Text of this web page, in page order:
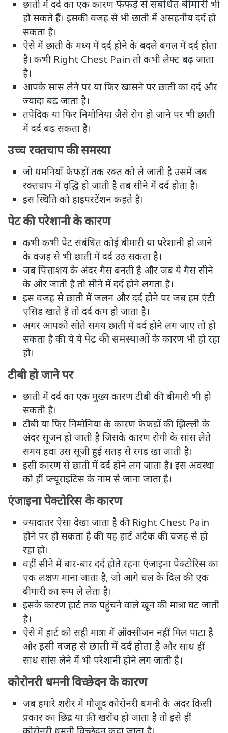
छाती में दर्द का एक कारण फेफड़े से संबंधित बीमारी भी
हो सकते हैं। इसकी वजह से भी छाती में असहनीय दर्द हो
सकता है।
ऐसे में छाती के मध्य में दर्द होने के बदले बगल में दर्द होता
है। कभी Right Chest Pain तो कभी लेफ्ट बढ़ जाता
है।
आपके सांस लेने पर या फिर खांसने पर छाती का दर्द और
ज्यादा बढ़ जाता है।
तपेदिक या फिर निमोनिया जैसे रोग हो जाने पर भी छाती
में दर्द बढ़ सकता है।
उच्च रक्तचाप की समस्या
जो धमनियाँ फेफड़ों तक रक्त को ले जाती है उसमें जब
रक्तचाप में वृद्धि हो जाती है तब सीने में दर्द होता है।
इस स्थिति को हाइपरटेंशन कहते है।
पेट की परेशानी के कारण
कभी कभी पेट संबंधित कोई बीमारी या परेशानी हो जाने
के वजह से भी छाती में दर्द उठ सकता है।
जब पित्ताशय के अंदर गैस बनती है और जब ये गैस सीने
के ओर जाती है तो सीने में दर्द होने लगता है।
इस वजह से छाती में जलन और दर्द होने पर जब हम एंटी
एसिड खाते हैं तो दर्द कम हो जाता है।
अगर आपको सोते समय छाती में दर्द होने लग जाए तो हो
सकता है की ये ये पेट की समस्याओंके कारण भी हो रहा
हो।
टीबी हो जाने पर
छाती में दर्द का एक मुख्य कारण टीबी की बीमारी भी हो
सकती है।
टीबी या फिर निमोनिया के कारण फेफड़ों की झिल्ली के
अंदर सूजन हो जाती है जिसके कारण रोगी के सांस लेते
समय हवा उस सूजी हुई सतह से रगड़ खा जाती है।
इसी कारण से छाती में दर्द होने लग जाता है। इस अवस्था
को हीं प्ल्यूराइटिस के नाम से जाना जाता है।
एंजाइना पेक्टोरिस के कारण
ज्यादातर ऐसा देखा जाता है की Right Chest Pain
होने पर हो सकता है की यह हार्ट अटैक की वजह से हो
रहा हो।
वहीं सीने में बार-बार दर्द होते रहना एंजाइना पेक्टोरिस का
एक लक्षण माना जाता है, जो आगे चल के दिल की एक
बीमारी का रूप ले लेता है।
इसके कारण हार्ट तक पहुंचने वाले खून की मात्रा घट जाती
है।
ऐसे में हार्ट को सही मात्रा में ऑक्सीजन नहीं मिल पाटा है
और इसी वजह से छाती में दर्द होता है और साथ हीं
साथ सांस लेने में भी परेशानी होने लग जाती है।
कोरोनरी धमनी विच्छेदन के कारण
जब हमारे शरीर में मौजूद कोरोनरी धमनी के अंदर किसी
प्रकार का छिद्र या फ़ी खरोंच हो जाता है तो इसे हीं